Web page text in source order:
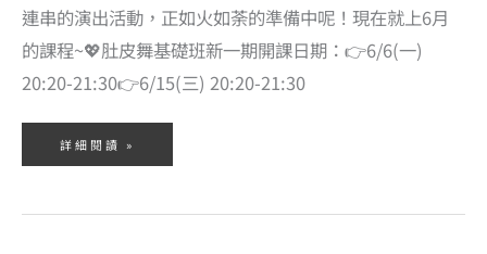
連串的演出活動，正如火如荼的準備中呢！現在就上6月
的課程~💖肚皮舞基礎班新一期開課日期：👉6/6(一)
20:20-21:30👉6/15(三) 20:20-21:30
詳細閱讀 »